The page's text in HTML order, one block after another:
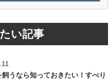
い記事
うなら知っておきたい！すべり